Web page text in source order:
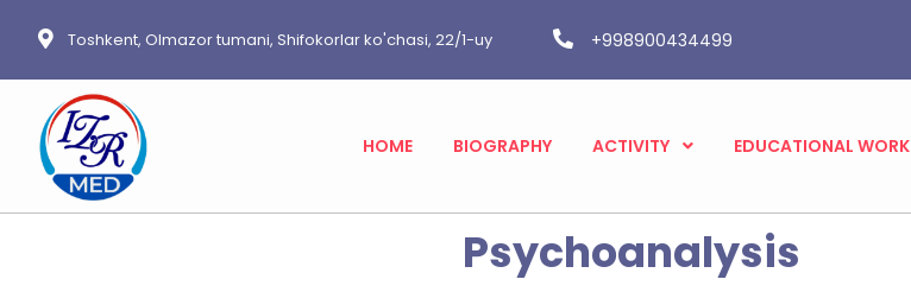
Toshkent, Olmazor tumani, Shifokorlar ko'chasi, 22/1-uy +998900434499
HOME BIOGRAPHY ACTIVITY EDUCATIONAL WORK
Psychoanalysis